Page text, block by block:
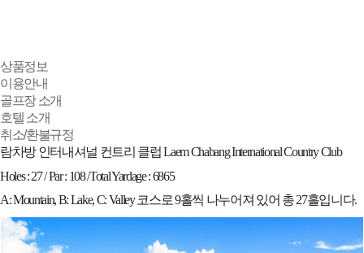
상품정보
이용안내
골프장 소개
호텔 소개
취소/환불규정
람차방 인터내셔널 컨트리 클럽 Laem Chabang International Country Club
Holes : 27 / Par : 108 /Total Yardage : 6865
A: Mountain, B: Lake, C: Valley 코스로 9홀씩 나누어져 있어 총 27홀입니다.